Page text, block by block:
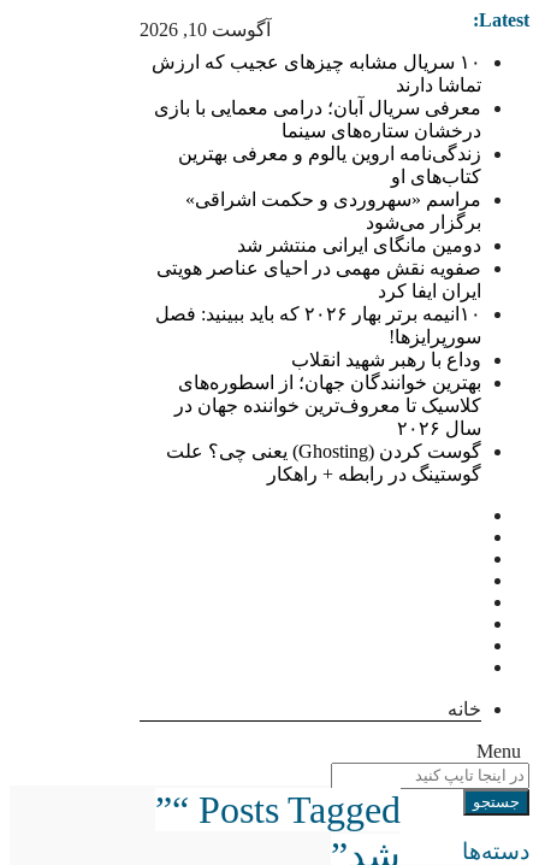
آگوست 10, 2026 Latest:
۱۰ سریال مشابه چیزهای عجیب که ارزش
تماشا دارند
معرفی سریال آبان؛ درامی معمایی با بازی
درخشان ستاره‌های سینما
زندگی‌نامه اروین یالوم و معرفی بهترین
کتاب‌های او
مراسم «سهروردی و حکمت اشراقی»
برگزار می‌شود
دومین مانگای ایرانی منتشر شد
صفویه نقش مهمی در احیای عناصر هویتی
ایران ایفا کرد
۱۰انیمه برتر بهار ۲۰۲۶ که باید ببینید: فصل
سورپرایزها!
وداع با رهبر شهید انقلاب
بهترین خوانندگان جهان؛ از اسطوره‌های
کلاسیک تا معروف‌ترین خواننده جهان در
سال ۲۰۲۶
گوست کردن (Ghosting) یعنی چی؟ علت
گوستینگ در رابطه + راهکار
خانه
Menu
دسته‌ها
Posts Tagged “”
شد”